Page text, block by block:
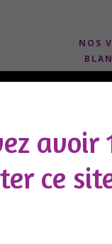
NOS
⁄ Bourgogne
avoir
ce